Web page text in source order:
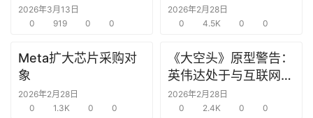
选
创
投
2026年3月13日
0
919 0 0
究中心
2026年2月28日
0
4.5K 0 0
Meta扩大芯片采购对
象
2026年2月28日
0
1.3K 0 0
《大空头》原型警告：
英伟达处于与互联网泡
沫时期思科同样的“危
险境地”
2026年2月28日
0
2.4K 0 0